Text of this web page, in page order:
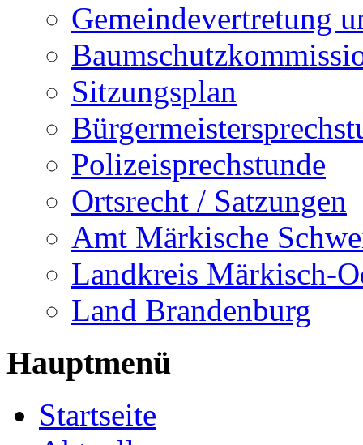
Gemeindevertretung
Sitzungsplan
Polizeisprechstunde
Ortsrecht / Satzungen
Amt Märkische
Landkreis Märkisch-
Land Brandenburg
Hauptmenü
Startseite